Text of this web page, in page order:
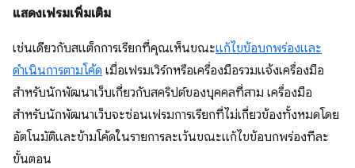
แสดงเฟรมเพิ่มเติม
เช่นเดียวกับสแต็กการเรียกที่คุณเห็นขณะแก้ไขข้อบกพร่องและ
ดำเนินการตามโค้ด เมื่อเฟรมเวิร์กหรือเครื่องมือรวมแจ้งเครื่องมือ
สำหรับนักพัฒนาเว็บเกี่ยวกับสคริปต์ของบุคคลที่สาม เครื่องมือ
สำหรับนักพัฒนาเว็บจะซ่อนเฟรมการเรียกที่ไม่เกี่ยวข้องทั้งหมดโดย
อัตโนมัติและข้ามโค้ดในรายการละเว้นขณะแก้ไขข้อบกพร่องทีละ
ขั้นตอน